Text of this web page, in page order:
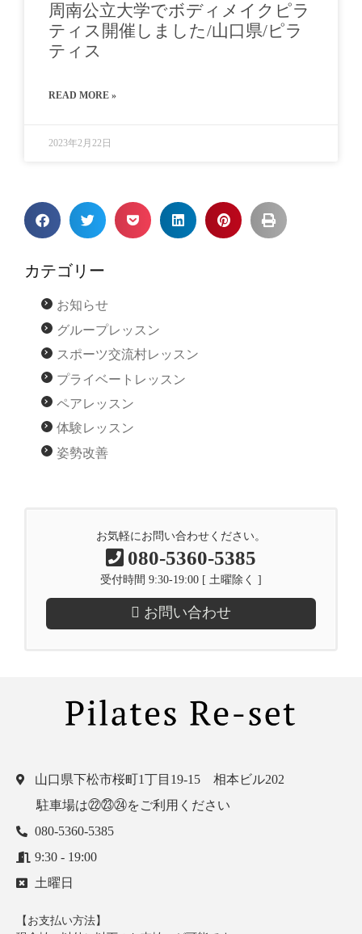
周南公立大学でボディメイクピラ
ティス開催しました/山口県/ピラ
ティス
READ MORE »
2023年2月22日
カテゴリー
お知らせ
グループレッスン
スポーツ交流村レッスン
プライベートレッスン
ペアレッスン
体験レッスン
姿勢改善
お気軽にお問い合わせください。
080-5360-5385
受付時間 9:30-19:00 [ 土曜除く ]
お問い合わせ
山口県下松市桜町1丁目19-15 相本ビル202
駐車場は㉒㉓㉔をご利用ください
080-5360-5385
9:30 - 19:00
土曜日
【お支払い方法】